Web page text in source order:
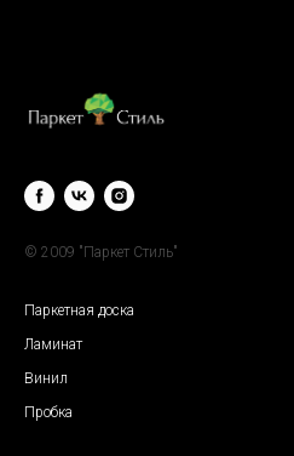
© 2009 "Паркет Стиль"
Паркетная доска
Ламинат
Винил
Пробка